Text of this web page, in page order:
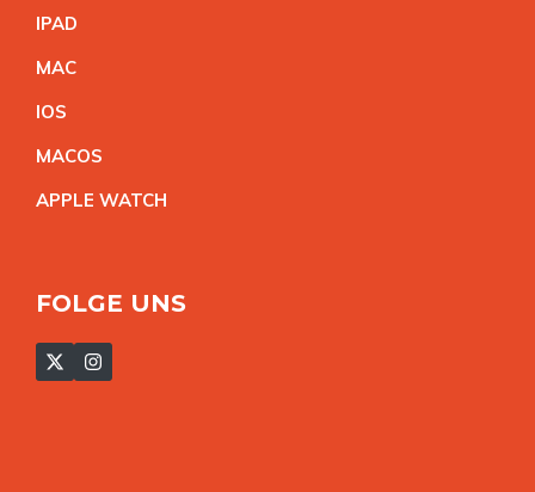
IPAD
MAC
IOS
MACOS
APPLE WATCH
FOLGE UNS